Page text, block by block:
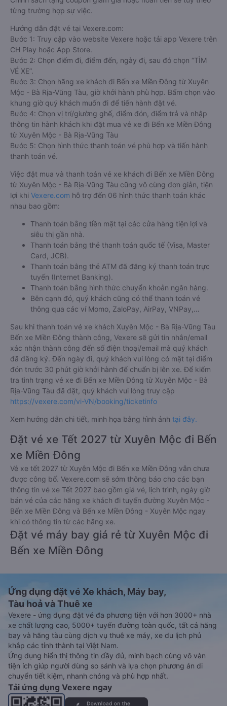
từng trường hợp sự việc.
Hướng dẫn đặt vé tại Vexere.com:
Bước 1: Truy cập vào website Vexere hoặc tải app Vexere trên
CH Play hoặc App Store.
Bước 2: Chọn điểm đi, điểm đến, ngày đi, sau đó chọn “TÌM
VÉ XE”.
Bước 3: Chọn hãng xe khách đi Bến xe Miền Đông từ Xuyên
Mộc - Bà Rịa-Vũng Tàu, giờ khởi hành phù hợp. Bấm chọn vào
khung giờ quý khách muốn đi để tiến hành đặt vé.
Bước 4: Chọn vị trí/giường ghế, điểm đón, điểm trả và nhập
thông tin hành khách khi đặt mua vé xe đi Bến xe Miền Đông
từ Xuyên Mộc - Bà Rịa-Vũng Tàu
Bước 5: Chọn hình thức thanh toán vé phù hợp và tiến hành
thanh toán vé.
Việc đặt mua và thanh toán vé xe khách đi Bến xe Miền Đông
từ Xuyên Mộc - Bà Rịa-Vũng Tàu cũng vô cùng đơn giản, tiện
lợi khi Vexere.com hỗ trợ đến 06 hình thức thanh toán khác
nhau bao gồm:
Thanh toán bằng tiền mặt tại các cửa hàng tiện lợi và
siêu thị gần nhà.
Thanh toán bằng thẻ thanh toán quốc tế (Visa, Master
Card, JCB).
Thanh toán bằng thẻ ATM đã đăng ký thanh toán trực
tuyến (Internet Banking).
Thanh toán bằng hình thức chuyển khoản ngân hàng.
Bên cạnh đó, quý khách cũng có thể thanh toán vé
thông qua các ví Momo, ZaloPay, AirPay, VNPay,…
Sau khi thanh toán vé xe khách Xuyên Mộc - Bà Rịa-Vũng Tàu
Bến xe Miền Đông thành công, Vexere sẽ gửi tin nhắn/email
xác nhận thành công đến số điện thoại/email mà quý khách
đã đăng ký. Đến ngày đi, quý khách vui lòng có mặt tại điểm
đón trước 30 phút giờ khởi hành để chuẩn bị lên xe. Để kiểm
tra tình trạng vé xe đi Bến xe Miền Đông từ Xuyên Mộc - Bà
Rịa-Vũng Tàu đã đặt, quý khách vui lòng truy cập
https://vexere.com/vi-VN/booking/ticketinfo
Xem hướng dẫn chi tiết, minh họa bằng hình ảnh tại đây.
Đặt vé xe Tết 2027 từ Xuyên Mộc đi Bến
xe Miền Đông
Vé xe tết 2027 từ Xuyên Mộc đi Bến xe Miền Đông vẫn chưa
được công bố. Vexere.com sẽ sớm thông báo cho các bạn
thông tin vé xe Tết 2027 bao gồm giá vé, lịch trình, ngày giờ
bán vé của các hãng xe khách đi tuyến đường Xuyên Mộc -
Bến xe Miền Đông và Bến xe Miền Đông - Xuyên Mộc ngay
khi có thông tin từ các hãng xe.
Đặt vé máy bay giá rẻ từ Xuyên Mộc đi
Bến xe Miền Đông
Ứng dụng đặt vé Xe khách, Máy bay,
Tàu hoả và Thuê xe
Vexere - ứng dụng đặt vé đa phương tiện với hơn 3000+ nhà
xe chất lượng cao, 5000+ tuyến đường toàn quốc, tất cả hãng
bay và hãng tàu cùng dịch vụ thuê xe máy, xe du lịch phủ
khắp các tỉnh thành tại Việt Nam.
Ứng dụng hiển thị thông tin đầy đủ, minh bạch cùng vô vàn
tiện ích giúp người dùng so sánh và lựa chọn phương án di
chuyển tiết kiệm, nhanh chóng và phù hợp nhất.
Tải ứng dụng Vexere ngay